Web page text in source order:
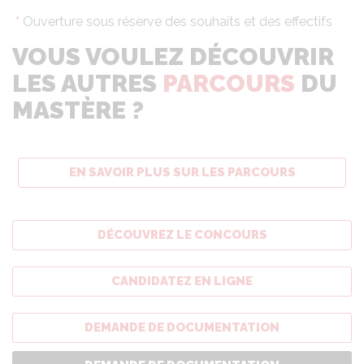
* Ouverture sous réserve des souhaits et des effectifs
VOUS VOULEZ DÉCOUVRIR
LES AUTRES PARCOURS DU
MASTÈRE ?
EN SAVOIR PLUS SUR LES PARCOURS
DÉCOUVREZ LE CONCOURS
CANDIDATEZ EN LIGNE
DEMANDE DE DOCUMENTATION